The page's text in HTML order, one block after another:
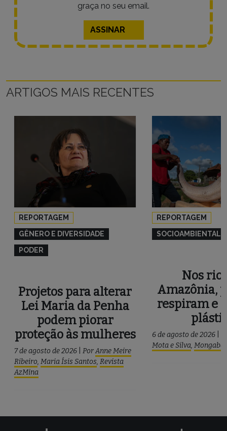
graça no seu email.
ASSINAR
ARTIGOS MAIS RECENTES
REPORTAGEM
GÊNERO E DIVERSIDADE
PODER
Projetos para alterar
Lei Maria da Penha
podem piorar
proteção às mulheres
7 de agosto de 2026 PorAnne Meire
Ribeiro, Maria Ísis Santos, Revista
AzMina
REPORTAGEM
SOCIOAMBIENTAL
Nos
Amazônia,
respiram e
6 de agosto de 2026
Mota e Silva,